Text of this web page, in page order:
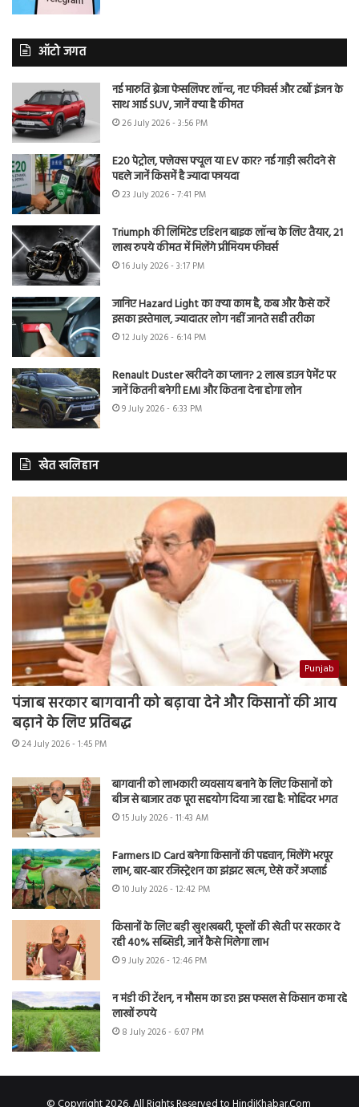
ऑटो जगत
नई मारुति ब्रेजा फेसलिफ्ट लॉन्च, नए फीचर्स और टर्बो इंजन के
साथ आई SUV, जानें क्या है कीमत
26 July 2026 - 3:56 PM
E20 पेट्रोल, फ्लेक्स फ्यूल या EV कार? नई गाड़ी खरीदने से
पहले जानें किसमें है ज्यादा फायदा
23 July 2026 - 7:41 PM
Triumph की लिमिटेड एडिशन बाइक लॉन्च के लिए तैयार, 21
लाख रुपये कीमत में मिलेंगे प्रीमियम फीचर्स
16 July 2026 - 3:17 PM
जानिए Hazard Light का क्या काम है, कब और कैसे करें
इसका इस्तेमाल, ज्यादातर लोग नहीं जानते सही तरीका
12 July 2026 - 6:14 PM
Renault Duster खरीदने का प्लान? 2 लाख डाउन पेमेंट पर
जानें कितनी बनेगी EMI और कितना देना होगा लोन
9 July 2026 - 6:33 PM
खेत खलिहान
Punjab
पंजाब सरकार बागवानी को बढ़ावा देने और किसानों की आय
बढ़ाने के लिए प्रतिबद्ध
24 July 2026 - 1:45 PM
बागवानी को लाभकारी व्यवसाय बनाने के लिए किसानों को
बीज से बाजार तक पूरा सहयोग दिया जा रहा है: मोहिंदर भगत
15 July 2026 - 11:43 AM
Farmers ID Card बनेगा किसानों की पहचान, मिलेंगे भरपूर
लाभ, बार-बार रजिस्ट्रेशन का झंझट खत्म, ऐसे करें अप्लाई
10 July 2026 - 12:42 PM
किसानों के लिए बड़ी खुशखबरी, फूलों की खेती पर सरकार दे
रही 40% सब्सिडी, जानें कैसे मिलेगा लाभ
9 July 2026 - 12:46 PM
न मंडी की टेंशन, न मौसम का डर! इस फसल से किसान कमा रहे
लाखों रुपये
8 July 2026 - 6:07 PM